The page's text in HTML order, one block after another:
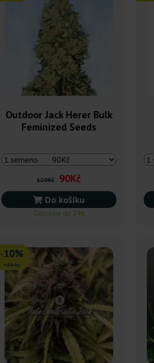
Outdoor Jack Herer Bulk
Feminized Seeds
120Kč 90Kč
Do košíku
Odeslání do 24h
-10%
+dárky